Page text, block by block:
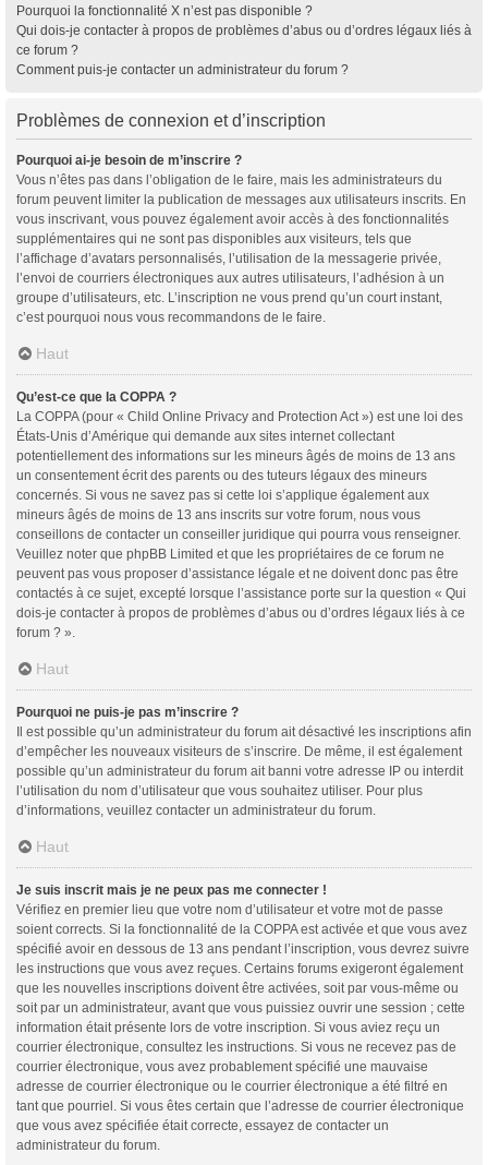
Pourquoi la fonctionnalité X n’est pas disponible ?
Qui dois-je contacter à propos de problèmes d’abus ou d’ordres légaux liés à
ce forum ?
Comment puis-je contacter un administrateur du forum ?
Problèmes de connexion et d’inscription
Pourquoi ai-je besoin de m’inscrire ?
Vous n’êtes pas dans l’obligation de le faire, mais les administrateurs du
forum peuvent limiter la publication de messages aux utilisateurs inscrits. En
vous inscrivant, vous pouvez également avoir accès à des fonctionnalités
supplémentaires qui ne sont pas disponibles aux visiteurs, tels que
l’affichage d’avatars personnalisés, l’utilisation de la messagerie privée,
l’envoi de courriers électroniques aux autres utilisateurs, l’adhésion à un
groupe d’utilisateurs, etc. L’inscription ne vous prend qu’un court instant,
c’est pourquoi nous vous recommandons de le faire.
Haut
Qu’est-ce que la COPPA ?
La COPPA (pour « Child Online Privacy and Protection Act ») est une loi des
États-Unis d’Amérique qui demande aux sites internet collectant
potentiellement des informations sur les mineurs âgés de moins de 13 ans
un consentement écrit des parents ou des tuteurs légaux des mineurs
concernés. Si vous ne savez pas si cette loi s’applique également aux
mineurs âgés de moins de 13 ans inscrits sur votre forum, nous vous
conseillons de contacter un conseiller juridique qui pourra vous renseigner.
Veuillez noter que phpBB Limited et que les propriétaires de ce forum ne
peuvent pas vous proposer d’assistance légale et ne doivent donc pas être
contactés à ce sujet, excepté lorsque l’assistance porte sur la question « Qui
dois-je contacter à propos de problèmes d’abus ou d’ordres légaux liés à ce
forum ? ».
Haut
Pourquoi ne puis-je pas m’inscrire ?
Il est possible qu’un administrateur du forum ait désactivé les inscriptions afin
d’empêcher les nouveaux visiteurs de s’inscrire. De même, il est également
possible qu’un administrateur du forum ait banni votre adresse IP ou interdit
l’utilisation du nom d’utilisateur que vous souhaitez utiliser. Pour plus
d’informations, veuillez contacter un administrateur du forum.
Haut
Je suis inscrit mais je ne peux pas me connecter !
Vérifiez en premier lieu que votre nom d’utilisateur et votre mot de passe
soient corrects. Si la fonctionnalité de la COPPA est activée et que vous avez
spécifié avoir en dessous de 13 ans pendant l’inscription, vous devrez suivre
les instructions que vous avez reçues. Certains forums exigeront également
que les nouvelles inscriptions doivent être activées, soit par vous-même ou
soit par un administrateur, avant que vous puissiez ouvrir une session ; cette
information était présente lors de votre inscription. Si vous aviez reçu un
courrier électronique, consultez les instructions. Si vous ne recevez pas de
courrier électronique, vous avez probablement spécifié une mauvaise
adresse de courrier électronique ou le courrier électronique a été filtré en
tant que pourriel. Si vous êtes certain que l’adresse de courrier électronique
que vous avez spécifiée était correcte, essayez de contacter un
administrateur du forum.